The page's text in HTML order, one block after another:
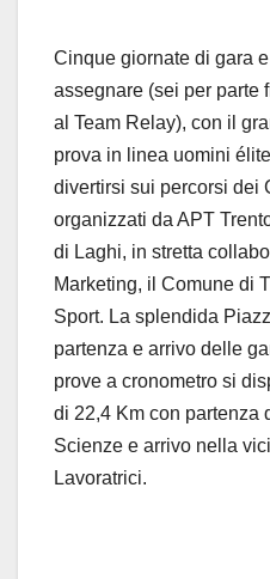
Cinque giornate di gara
assegnare (sei per parte
al Team Relay), con il
prova in linea uomini
divertirsi sui percorsi dei
organizzati da APT
di Laghi, in stretta
Marketing, il Comune di
Sport. La splendida
partenza e arrivo delle
prove a cronometro si
di 22,4 Km con partenza
Scienze e arrivo nella
Lavoratrici.